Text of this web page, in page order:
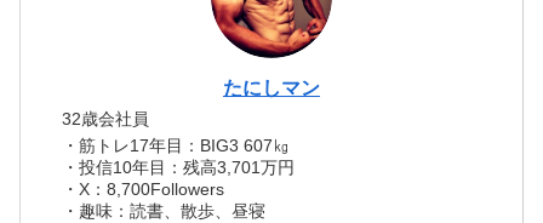
たにしマン
32歳会社員
・筋トレ17年目：BIG3 607㎏
・投信10年目：残高3,701万円
・X：8,700Followers
・趣味：読書、散歩、昼寝